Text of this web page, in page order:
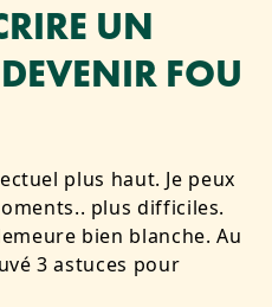
UN
FOU
plus haut. Je peux
plus difficiles.
bien blanche. Au
3 astuces pour